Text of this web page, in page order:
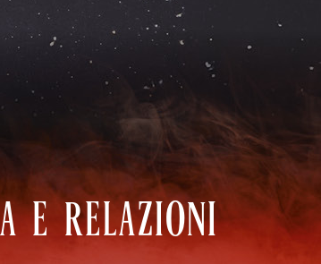
E RELAZIONI